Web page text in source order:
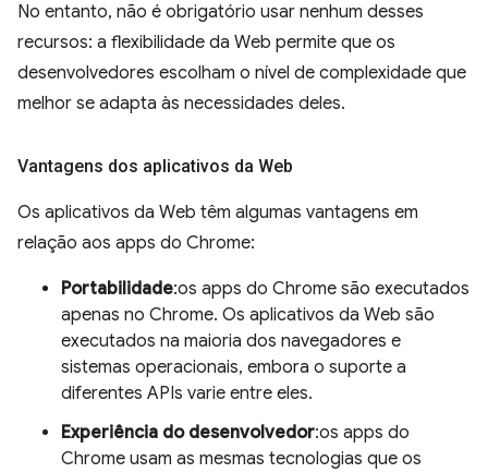
No entanto, não é obrigatório usar nenhum desses
recursos: a flexibilidade da Web permite que os
desenvolvedores escolham o nível de complexidade que
melhor se adapta às necessidades deles.
Vantagens dos aplicativos da Web
Os aplicativos da Web têm algumas vantagens em
relação aos apps do Chrome:
Portabilidade:os apps do Chrome são executados
apenas no Chrome. Os aplicativos da Web são
executados na maioria dos navegadores e
sistemas operacionais, embora o suporte a
diferentes APIs varie entre eles.
Experiência do desenvolvedor:os apps do
Chrome usam as mesmas tecnologias que os